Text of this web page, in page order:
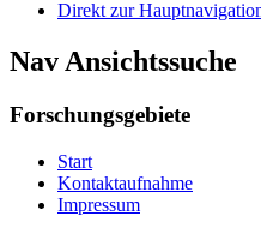
Direkt zur
Nav Ansichtssuche
Forschungsgebiete
Start
Kontaktaufnahme
Impressum